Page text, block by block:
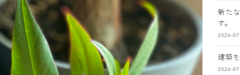
新た
す。
2026-
建築
2026-